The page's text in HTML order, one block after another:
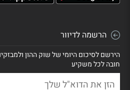
הרשמה לדיוור
הירשם לסיכום היומי של שוק ההון
חובה לכל משקיע